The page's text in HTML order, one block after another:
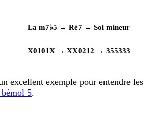
La m7♭5 → Ré7 → Sol mineur
X0101X → XX0212 → 355333
excellent exemple pour entendre les
5.